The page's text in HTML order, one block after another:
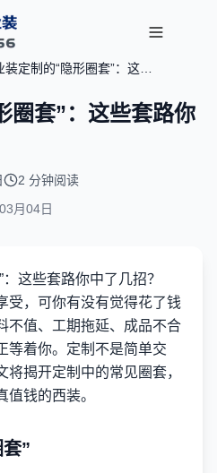
装定制的“隐形圈套”：这些
圈套”：这些套路你
2 分钟阅读
月04日
这些套路你中了几招？
受，可你有没有觉得花了钱
不值、工期拖延、成品不合
等着你。定制不是简单交
揭开定制中的常见圈套，
钱的西装。
”